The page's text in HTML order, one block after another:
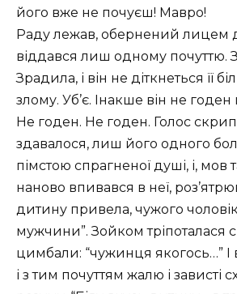
його вже не почуєш! Мавро!
Раду лежав, обернений лицем
віддався лиш одному почуттю.
Зрадила, і він не діткнеться її
злому. Уб’є. Інакше він не годен
Не годен. Не годен. Голос
здавалося, лиш його одного
пімстою спрагненої душі, і, мов
наново впивався в неї,
дитину привела, чужого
мужчини”. Зойком тріпоталася
цимбали: “чужинця якогось…” І
і з тим почуттям жалю і зависті